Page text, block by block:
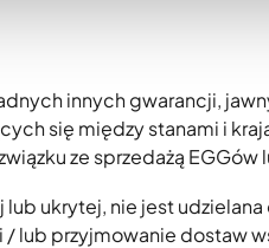
innych gwarancji,
się między stanami i
ze sprzedażą
ukrytej, nie jest
/ lub przyjmowanie